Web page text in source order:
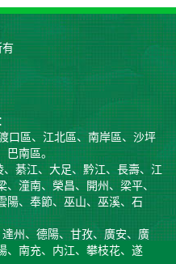
有
口區、江北區、南岸區、沙坪
巴南區。
綦江、大足、黔江、長壽、江
潼南、榮昌、開州、梁平、
陽、奉節、巫山、巫溪、石
州、德陽、甘孜、廣安、廣
、南充、内江、攀枝花、遂